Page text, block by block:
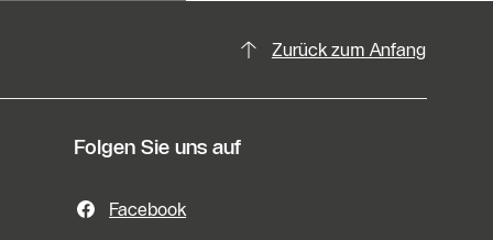
Zurück zum Anfang
Folgen Sie uns auf
Facebook